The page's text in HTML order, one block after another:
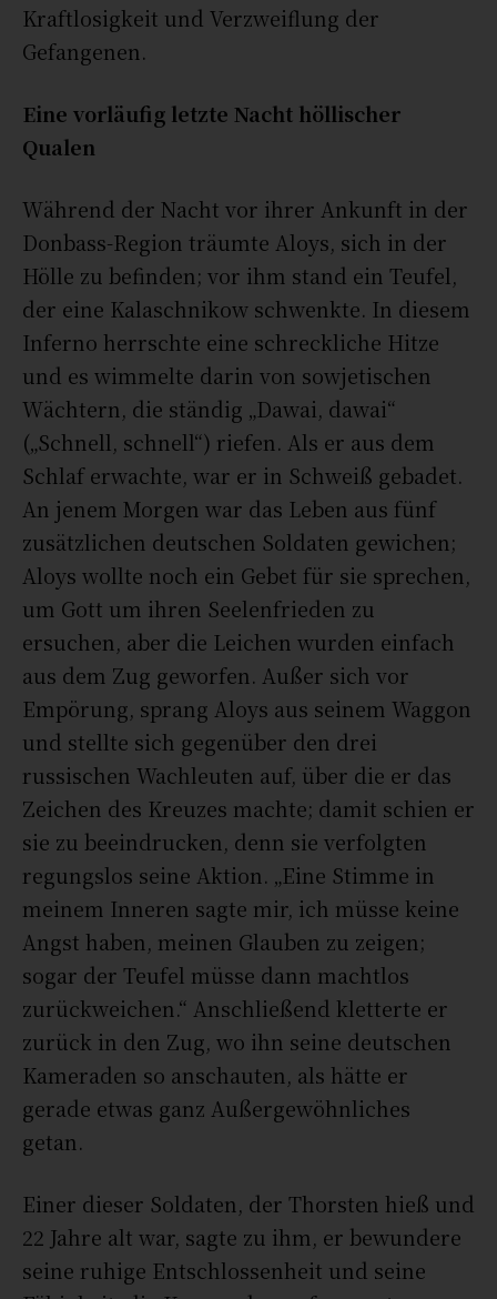
Kraftlosigkeit und Verzweiflung der
Gefangenen.
Eine vorläufig letzte Nacht höllischer
Qualen
Während der Nacht vor ihrer Ankunft in der
Donbass-Region träumte Aloys, sich in der
Hölle zu befinden; vor ihm stand ein Teufel,
der eine Kalaschnikow schwenkte. In diesem
Inferno herrschte eine schreckliche Hitze
und es wimmelte darin von sowjetischen
Wächtern, die ständig „Dawai, dawai“
(„Schnell, schnell“) riefen. Als er aus dem
Schlaf erwachte, war er in Schweiß gebadet.
An jenem Morgen war das Leben aus fünf
zusätzlichen deutschen Soldaten gewichen;
Aloys wollte noch ein Gebet für sie sprechen,
um Gott um ihren Seelenfrieden zu
ersuchen, aber die Leichen wurden einfach
aus dem Zug geworfen. Außer sich vor
Empörung, sprang Aloys aus seinem Waggon
und stellte sich gegenüber den drei
russischen Wachleuten auf, über die er das
Zeichen des Kreuzes machte; damit schien er
sie zu beeindrucken, denn sie verfolgten
regungslos seine Aktion. „Eine Stimme in
meinem Inneren sagte mir, ich müsse keine
Angst haben, meinen Glauben zu zeigen;
sogar der Teufel müsse dann machtlos
zurückweichen.“ Anschließend kletterte er
zurück in den Zug, wo ihn seine deutschen
Kameraden so anschauten, als hätte er
gerade etwas ganz Außergewöhnliches
getan.
Einer dieser Soldaten, der Thorsten hieß und
22 Jahre alt war, sagte zu ihm, er bewundere
seine ruhige Entschlossenheit und seine